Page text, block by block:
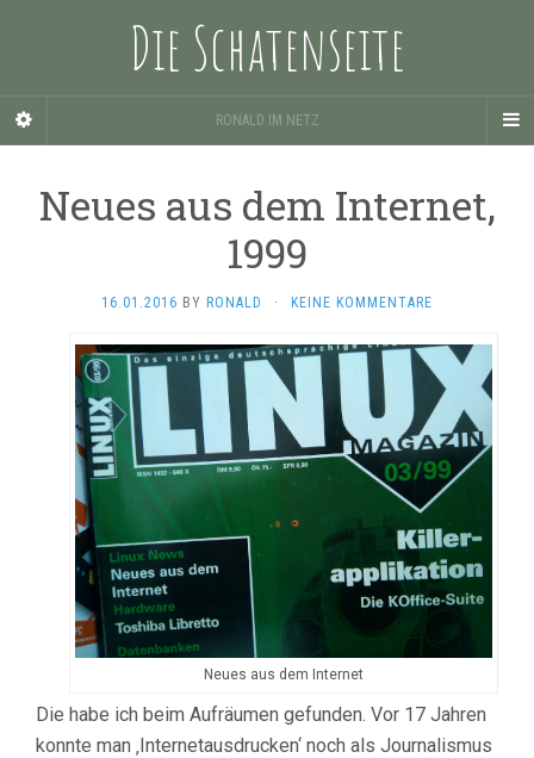
Die Schatenseite
RONALD IM NETZ
Neues aus dem Internet,
1999
16.01.2016 BY RONALD · KEINE KOMMENTARE
Neues aus dem Internet
Die habe ich beim Aufräumen gefunden. Vor 17 Jahren
konnte man ‚Internetausdrucken‘ noch als Journalismus